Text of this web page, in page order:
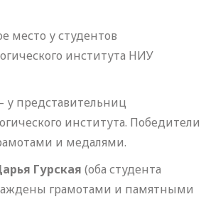
место у студентов
института НИУ
у представительниц
института. Победители
и медалями.
Гурская (оба студента
грамотами и памятными